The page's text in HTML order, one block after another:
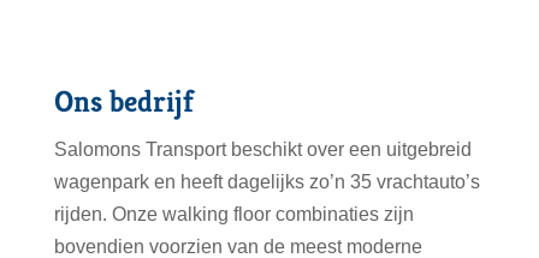
Ons bedrijf
Salomons Transport beschikt over een uitgebreid
wagenpark en heeft dagelijks zo’n 35 vrachtauto’s
rijden. Onze walking floor combinaties zijn
bovendien voorzien van de meest moderne